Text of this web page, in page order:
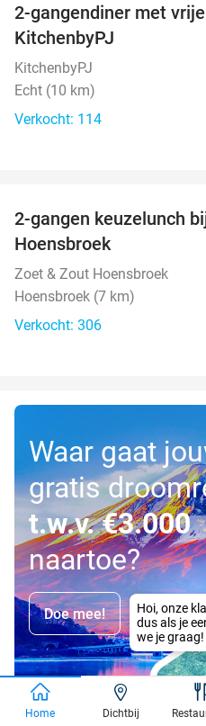
2-gangendiner met
KitchenbyPJ
KitchenbyPJ
Echt (10 km)
Verkocht: 114
2-gangen keuzelunch
Hoensbroek
Zoet & Zout Hoensbroek
Hoensbroek (7 km)
Verkocht: 306
Waar gaat
gratis
t.w.v. €3.000
naartoe?
Doe mee!
Home Dichtbij